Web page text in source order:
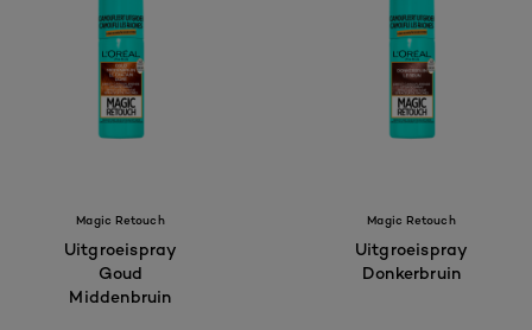
Magic Retouch
Uitgroeispray
Goud
Middenbruin
Magic Retouch
Uitgroeispray
Donkerbruin